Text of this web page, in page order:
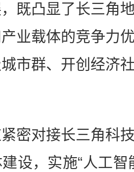
既凸显了长三角
业载体的竞争力
市群、开创经济
对接长三角科技
设，实施“人工智